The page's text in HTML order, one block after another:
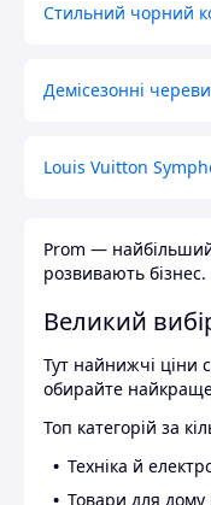
Стильний чорний
Демісезонні
Louis Vuitton
Prom — найбільший
розвивають
Великий
Тут найнижчі ціни
обирайте
Топ категорій за
Техніка й
Товари для дому